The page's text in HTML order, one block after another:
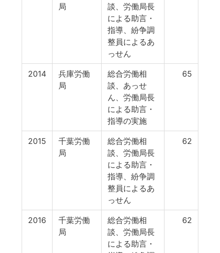
局
談、労働局長
による助言・
指導、紛争調
整員によるあ
っせん
2014
兵庫労働
局
総合労働相
談、あっせ
ん、労働局長
による助言・
指導の実施
65
2015
千葉労働
局
総合労働相
談、労働局長
による助言・
指導、紛争調
整員によるあ
っせん
62
2016
千葉労働
局
総合労働相
談、労働局長
による助言・
62